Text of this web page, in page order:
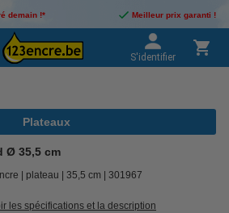
demain !* Meilleur prix garanti !
S'identifier
Plateaux
Ø 35,5 cm
plateau 35,5 cm 301967
les spécifications et la description